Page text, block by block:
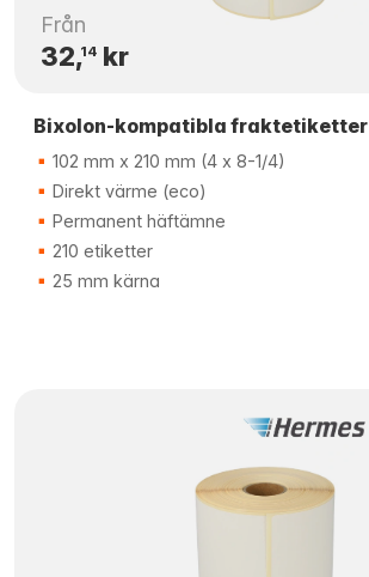
Från
32,14kr
Bixolon-kompatibla fraktetiketter
102 mm x 210 mm (4 x 8-1/4)
Direkt värme (eco)
Permanent häftämne
210 etiketter
25 mm kärna